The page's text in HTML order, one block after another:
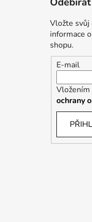
Vložte svůj
informace
shopu.
E-mail
ochrany